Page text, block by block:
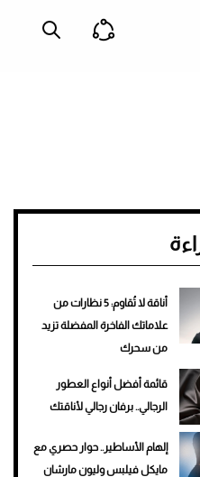
أناقة لا تُقاوم: 5 نظارات من
علاماتك الفاخرة المفضلة تزيد
من سحرك
قائمة أفضل أنواع العطور
الرجالي.. برفان رجالي لأناقتك
إلهام الأساطير.. حوار حصري مع
مايكل فيلبس وليون مارشان